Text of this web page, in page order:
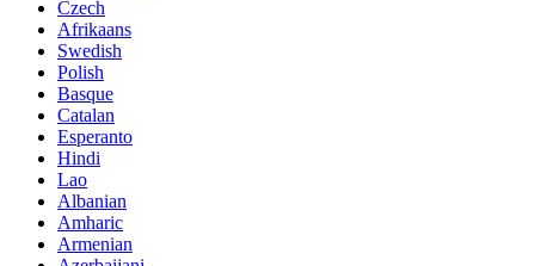
Czech
Afrikaans
Swedish
Polish
Basque
Catalan
Esperanto
Hindi
Lao
Albanian
Amharic
Armenian